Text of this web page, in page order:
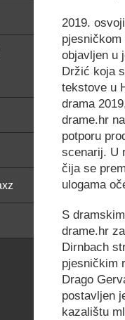
2019.
objavljen u
Držić koja
tekstove u
drama
drame.hr
potporu
scenarij. U
čija se
ulogama
S
drame.hr
Dirnbach
pjesničkim
Drago
postavljen
kazalištu